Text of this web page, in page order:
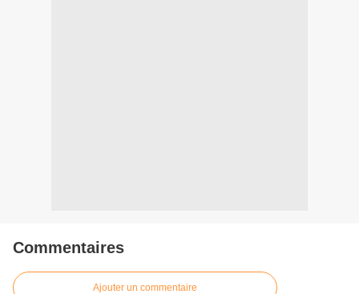
Commentaires
Ajouter un commentaire